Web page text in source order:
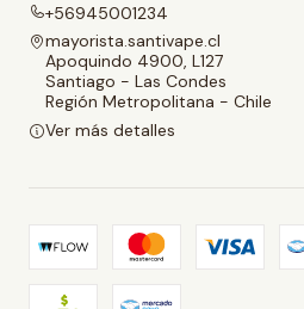
+56945001234
mayorista.santivape.cl
Apoquindo 4900, L127
Santiago - Las Condes
Región Metropolitana - Chile
Ver más detalles